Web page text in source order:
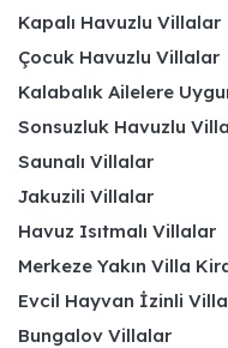
Kapalı Havuzlu Villalar
Çocuk Havuzlu Villalar
Kalabalık Ailelere
Sonsuzluk Havuzlu
Saunalı Villalar
Jakuzili Villalar
Havuz Isıtmalı Villalar
Merkeze Yakın Villa
Evcil Hayvan İzinli
Bungalov Villalar